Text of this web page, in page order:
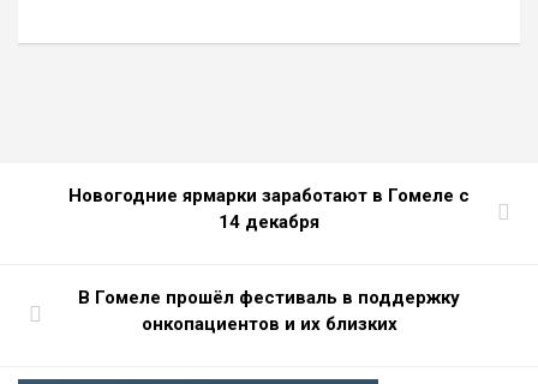
Новогодние ярмарки заработают в Гомеле с
14 декабря
В Гомеле прошёл фестиваль в поддержку
онкопациентов и их близких